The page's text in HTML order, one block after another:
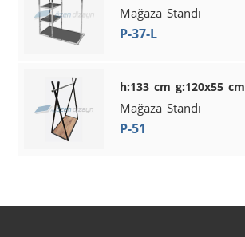
Mağaza Standı
P-37-L
h:133 cm g:120x55 cm
Mağaza Standı
P-51